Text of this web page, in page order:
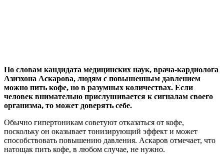
По словам кандидата медицинских наук, врача-кардиолога
Азизхона Аскарова, людям с повышенным давлением
можно пить кофе, но в разумных количествах. Если
человек внимательно прислушивается к сигналам своего
организма, то может доверять себе.
Обычно гипертоникам советуют отказаться от кофе,
поскольку он оказывает тонизирующий эффект и может
способствовать повышению давления. Аскаров отмечает, что
натощак пить кофе, в любом случае, не нужно.